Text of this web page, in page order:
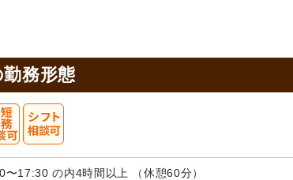
勤務形態
17:30 の内4時間以上 （休憩60分）